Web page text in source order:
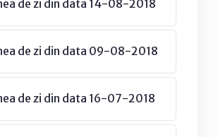
de zi din data 14-08-2018
de zi din data 09-08-2018
de zi din data 16-07-2018